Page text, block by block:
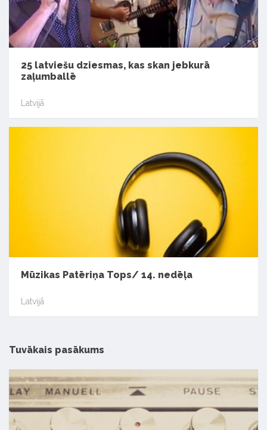
25 latviešu dziesmas, kas skan jebkurā
zaļumballē
Latvijā
Mūzikas Patēriņa Tops/ 14. nedēļa
Latvijā
Tuvākais pasākums